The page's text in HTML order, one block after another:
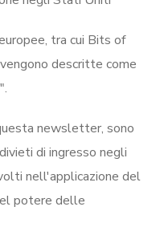
tra cui Bits of
descritte come
newsletter, sono
di ingresso negli
nell'applicazione del
potere delle